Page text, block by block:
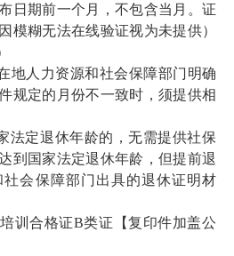
日期前一个月，不包含当月 。证
模糊无法在线验证视为未提供）
地人力资源和社会保障部门明确
规定的月份不一致时，须提供相
法定退休年龄的，无需提供社保
到国家法定退休年龄，但提前退
会保障部门出具的退休证明材
训合格证B类证【复印件加盖公